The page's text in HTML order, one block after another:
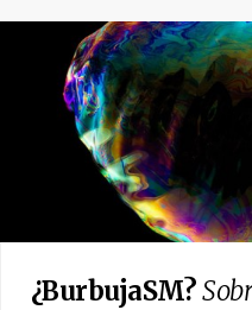
¿BurbujaSM?